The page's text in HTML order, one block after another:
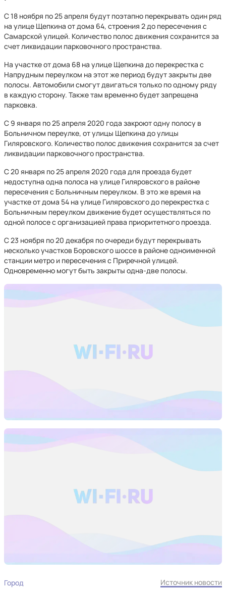
С 18 ноября по 25 апреля будут поэтапно перекрывать один ряд
на улице Щепкина от дома 64, строения 2 до пересечения с
Самарской улицей. Количество полос движения сохранится за
счет ликвидации парковочного пространства.
На участке от дома 68 на улице Щепкина до перекрестка с
Напрудным переулком на этот же период будут закрыты две
полосы. Автомобили смогут двигаться только по одному ряду
в каждую сторону. Также там временно будет запрещена
парковка.
С 9 января по 25 апреля 2020 года закроют одну полосу в
Больничном переулке, от улицы Щепкина до улицы
Гиляровского. Количество полос движения сохранится за счет
ликвидации парковочного пространства.
С 20 января по 25 апреля 2020 года для проезда будет
недоступна одна полоса на улице Гиляровского в районе
пересечения с Больничным переулком. В это же время на
участке от дома 54 на улице Гиляровского до перекрестка с
Больничным переулком движение будет осуществляться по
одной полосе с организацией права приоритетного проезда.
С 23 ноября по 20 декабря по очереди будут перекрывать
несколько участков Боровского шоссе в районе одноименной
станции метро и пересечения с Приречной улицей.
Одновременно могут быть закрыты одна-две полосы.
Город Источник новости